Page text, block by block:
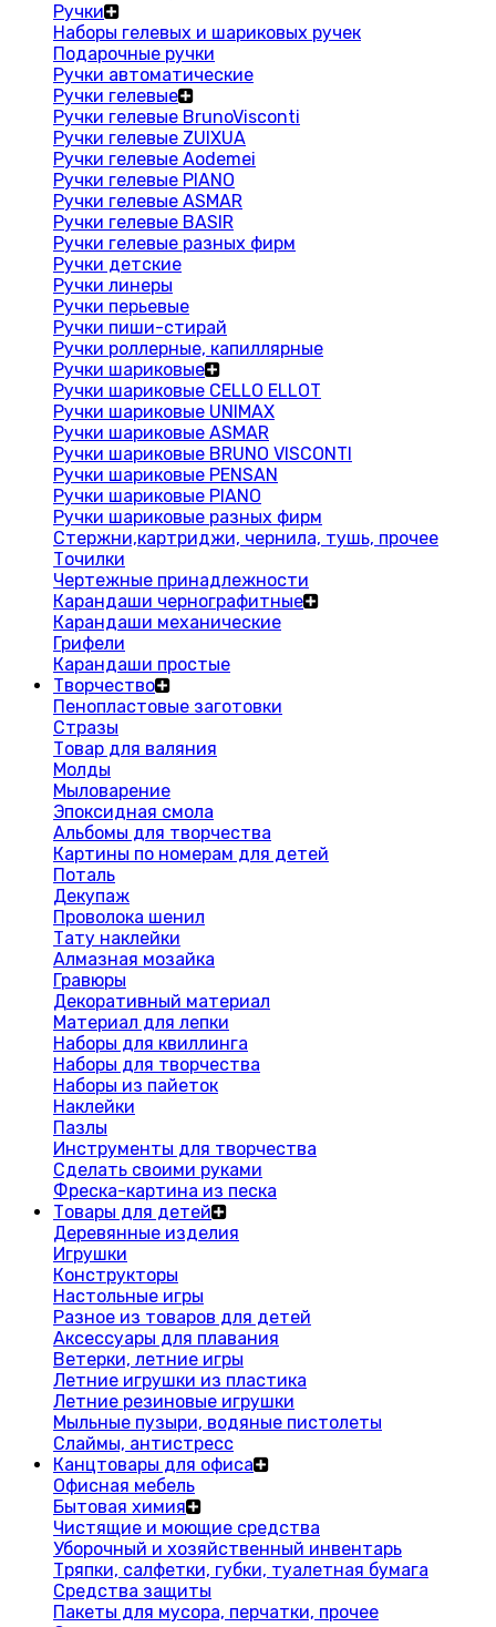
Ручки
Наборы гелевых и шариковых ручек
Подарочные ручки
Ручки автоматические
Ручки гелевые
Ручки гелевые BrunoVisconti
Ручки гелевые ZUIXUA
Ручки гелевые Aodemei
Ручки гелевые PIANO
Ручки гелевые ASMAR
Ручки гелевые BASIR
Ручки гелевые разных фирм
Ручки детские
Ручки линеры
Ручки перьевые
Ручки пиши-стирай
Ручки роллерные, капиллярные
Ручки шариковые
Ручки шариковые CELLO ELLOT
Ручки шариковые UNIMAX
Ручки шариковые ASMAR
Ручки шариковые BRUNO VISCONTI
Ручки шариковые PENSAN
Ручки шариковые PIANO
Ручки шариковые разных фирм
Стержни,картриджи, чернила, тушь, прочее
Точилки
Чертежные принадлежности
Карандаши чернографитные
Карандаши механические
Грифели
Карандаши простые
Творчество
Пенопластовые заготовки
Стразы
Товар для валяния
Молды
Мыловарение
Эпоксидная смола
Альбомы для творчества
Картины по номерам для детей
Поталь
Декупаж
Проволока шенил
Тату наклейки
Алмазная мозайка
Гравюры
Декоративный материал
Материал для лепки
Наборы для квиллинга
Наборы для творчества
Наборы из пайеток
Наклейки
Пазлы
Инструменты для творчества
Сделать своими руками
Фреска-картина из песка
Товары для детей
Деревянные изделия
Игрушки
Конструкторы
Настольные игры
Разное из товаров для детей
Аксессуары для плавания
Ветерки, летние игры
Летние игрушки из пластика
Летние резиновые игрушки
Мыльные пузыри, водяные пистолеты
Слаймы, антистресс
Канцтовары для офиса
Офисная мебель
Бытовая химия
Чистящие и моющие средства
Уборочный и хозяйственный инвентарь
Тряпки, салфетки, губки, туалетная бумага
Средства защиты
Пакеты для мусора, перчатки, прочее